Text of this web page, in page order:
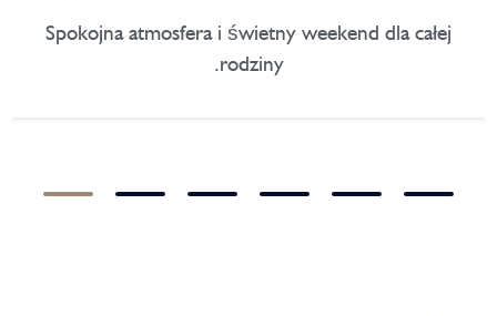
Spokojna atmosfera i świetny weekend dla całej
rodziny.